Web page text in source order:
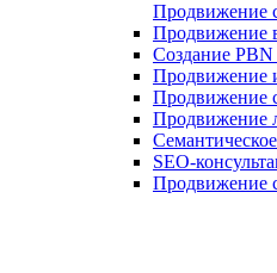
Продвижение
Продвижение
Создание
Продвижение
Продвижение
Продвижение
SEO-
Продвижение